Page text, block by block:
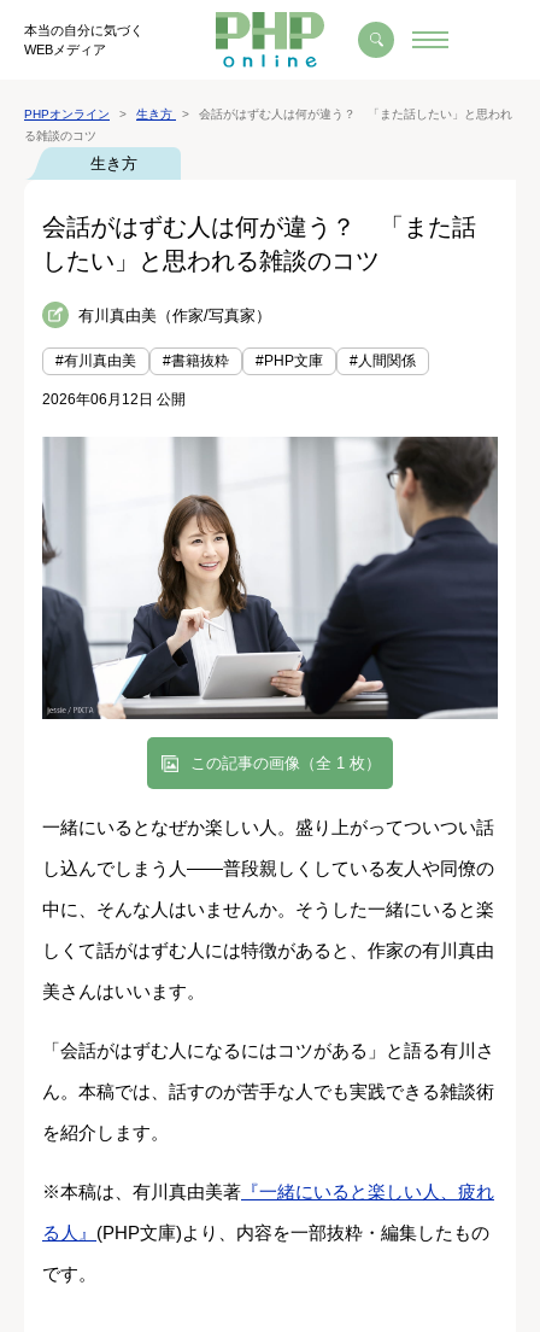
本当の自分に気づく
WEBメディア
PHPオンライン 生き方
会話がはずむ人は何が違う？ 「また話したい」と思われ
る雑談のコツ
生き方
会話がはずむ人は何が違う？ 「また話
したい」と思われる雑談のコツ
有川真由美（作家/写真家）
#有川真由美 #書籍抜粋 #PHP文庫 #人間関係
2026年06月12日 公開
この記事の画像（全 1 枚）
一緒にいるとなぜか楽しい人。盛り上がってついつい話
し込んでしまう人――普段親しくしている友人や同僚の
中に、そんな人はいませんか。そうした一緒にいると楽
しくて話がはずむ人には特徴があると、作家の有川真由
美さんはいいます。
「会話がはずむ人になるにはコツがある」と語る有川さ
ん。本稿では、話すのが苦手な人でも実践できる雑談術
を紹介します。
※本稿は、有川真由美著 『一緒にいると楽しい人、疲れ
る人』 (PHP文庫)より、内容を一部抜粋・編集したもの
です。